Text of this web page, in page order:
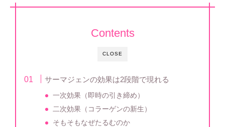
CLOSE
Contents
サーマジェンの効果は2段階で現れる
一次効果（即時の引き締め）
二次効果（コラーゲンの新生）
そもそもなぜたるむのか